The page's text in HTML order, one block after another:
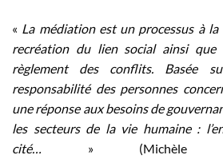
« La médiation est un processus à
recréation du lien social ainsi
règlement des conflits. Basée
responsabilité des personnes
une réponse aux besoins de
les secteurs de la vie humaine :
cité…
» (Michèle